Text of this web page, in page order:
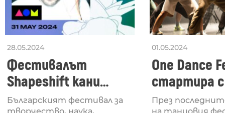
28.05.2024
Фестивалът
Shapeshift кани
Fabrizio Mammarella
Българският фестивал за
01.05.2024
One Dance
стартира
Lucid,
През